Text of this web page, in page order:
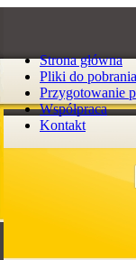
Strona główna
Pliki do pobrania
Przygotowanie
Współpraca
Kontakt